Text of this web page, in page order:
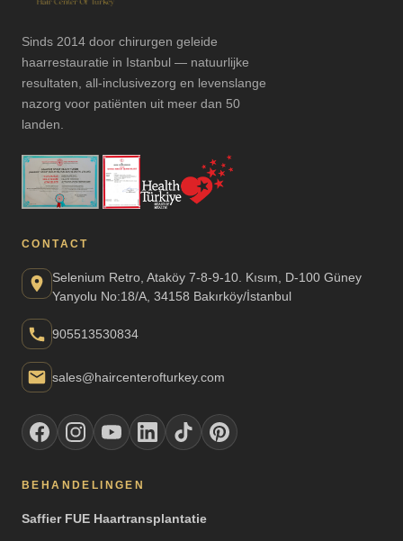
Sinds 2014 door chirurgen geleide
haarrestauratie in Istanbul — natuurlijke
resultaten, all-inclusivezorg en levenslange
nazorg voor patiënten uit meer dan 50
landen.
CONTACT
Selenium Retro, Ataköy 7-8-9-10. Kısım, D-100 Güney
Yanyolu No:18/A, 34158 Bakırköy/İstanbul
905513530834
sales@haircenterofturkey.com
BEHANDELINGEN
Saffier FUE Haartransplantatie